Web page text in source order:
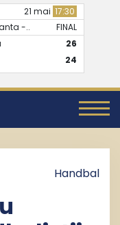
21 mai 17:30
-..
FINAL
26
24
Handbal